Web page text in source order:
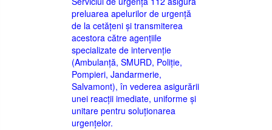
preluarea apelurilor de urgență
de la cetățeni și transmiterea
acestora către agențiile
specializate de intervenție
(Ambulanță, SMURD, Poliție,
Pompieri, Jandarmerie,
Salvamont), în vederea asigurării
unei reacții imediate, uniforme și
unitare pentru soluționarea
urgențelor.